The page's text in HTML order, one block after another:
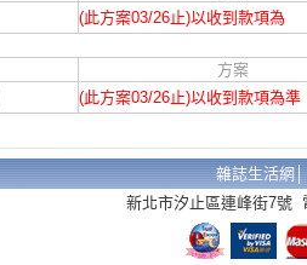
(此方案03/26止)以收到款項為
方案
(此方案03/26止)以收到款項為準
雜誌生活網
新北市汐止區連峰街7號